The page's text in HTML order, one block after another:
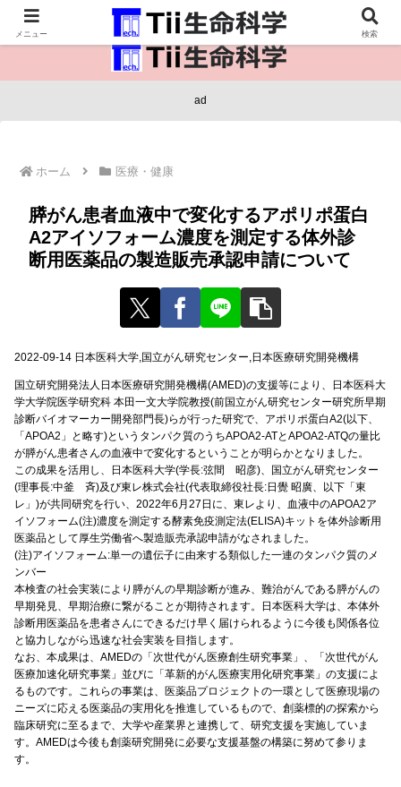
医療保健・生命・生物の情報インフラ。
ad
ホーム 医療・健康
膵がん患者血液中で変化するアポリポ蛋白
A2アイソフォーム濃度を測定する体外診
断用医薬品の製造販売承認申請について
2022-09-14 日本医科大学,国立がん研究センター,日本医療研究開発機構
国立研究開発法人日本医療研究開発機構(AMED)の支援等により、日本医科大
学大学院医学研究科 本田一文大学院教授(前国立がん研究センター研究所早期
診断バイオマーカー開発部門長)らが行った研究で、アポリポ蛋白A2(以下、
「APOA2」と略す)というタンパク質のうちAPOA2-ATとAPOA2-ATQの量比
が膵がん患者さんの血液中で変化するということが明らかとなりました。
この成果を活用し、日本医科大学(学長:弦間 昭彦)、国立がん研究センター
(理事長:中釜 斉)及び東レ株式会社(代表取締役社長:日覺 昭廣、以下「東
レ」)が共同研究を行い、2022年6月27日に、東レより、血液中のAPOA2ア
イソフォーム(注)濃度を測定する酵素免疫測定法(ELISA)キットを体外診断用
医薬品として厚生労働省へ製造販売承認申請がなされました。
(注)アイソフォーム:単一の遺伝子に由来する類似した一連のタンパク質のメ
ンバー
本検査の社会実装により膵がんの早期診断が進み、難治がんである膵がんの
早期発見、早期治療に繋がることが期待されます。日本医科大学は、本体外
診断用医薬品を患者さんにできるだけ早く届けられるように今後も関係各位
と協力しながら迅速な社会実装を目指します。
なお、本成果は、AMEDの「次世代がん医療創生研究事業」、「次世代がん
医療加速化研究事業」並びに「革新的がん医療実用化研究事業」の支援によ
るものです。これらの事業は、医薬品プロジェクトの一環として医療現場の
ニーズに応える医薬品の実用化を推進しているもので、創薬標的の探索から
臨床研究に至るまで、大学や産業界と連携して、研究支援を実施していま
す。AMEDは今後も創薬研究開発に必要な支援基盤の構築に努めて参りま
す。
メニュー 検索